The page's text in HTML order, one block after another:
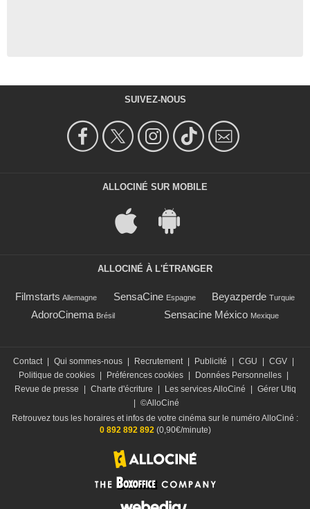
SUIVEZ-NOUS
ALLOCINÉ SUR MOBILE
ALLOCINÉ À L'ÉTRANGER
Filmstarts Allemagne SensaCine Espagne Beyazperde Turquie
AdoroCinema Brésil Sensacine México Mexique
Contact Qui sommes-nous Recrutement Publicité CGU CGV
Politique de cookies
Préférences cookies Données Personnelles
Revue de presse
Charte d'écriture Les services AlloCiné
Gérer Utiq
©AlloCiné
Retrouvez tous les horaires et infos de votre cinéma sur le numéro AlloCiné :
0 892 892 892(0,90€/minute)